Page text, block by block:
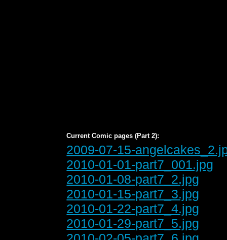
Current Comic pages (Part 2):
2009-07-15-
2010-01-01-part7_001.jpg
2010-01-08-part7_2.jpg
2010-01-15-part7_3.jpg
2010-01-22-part7_4.jpg
2010-01-29-part7_5.jpg